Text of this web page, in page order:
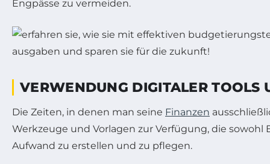
Engpässe zu vermeiden.
VERWENDUNG DIGITALER TOOLS
Die Zeiten, in denen man seine Finanzen
Werkzeuge und Vorlagen zur Verfügung, die
Aufwand zu erstellen und zu pflegen.